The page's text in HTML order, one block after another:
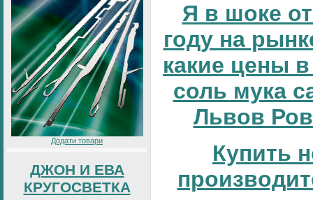
Додати товари
ДЖОН И ЕВА
КРУГОСВЕТКА
Я в шоке
году на
какие цены
соль мука
Львов
Купить